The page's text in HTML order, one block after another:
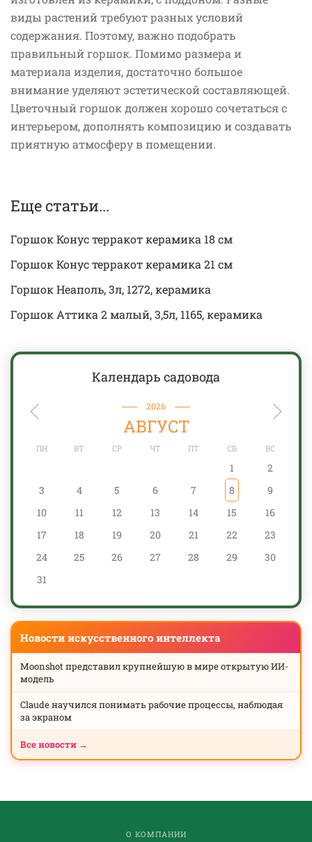
виды растений требуют разных условий
содержания. Поэтому, важно подобрать
правильный горшок. Помимо размера и
материала изделия, достаточно большое
внимание уделяют эстетической составляющей.
Цветочный горшок должен хорошо сочетаться с
интерьером, дополнять композицию и создавать
приятную атмосферу в помещении.
Еще статьи...
Горшок Конус терракот керамика 18 см
Горшок Конус терракот керамика 21 см
Горшок Неаполь, 3л, 1272, керамика
Горшок Аттика 2 малый, 3,5л, 1165, керамика
Календарь садовода
2026
АВГУСТ
ПН ВТ СР ЧТ ПТ СБ ВС
1
2
3
4 5 6 7 8
9
10
11 12 13 14 15
16
17
18 19 20 21 22
23
24
25 26 27 28 29
30
31
Новости искусственного интеллекта
Moonshot представил крупнейшую в мире открытую ИИ-
модель
Claude научился понимать рабочие процессы, наблюдая
за экраном
Все новости →
О КОМПАНИИ